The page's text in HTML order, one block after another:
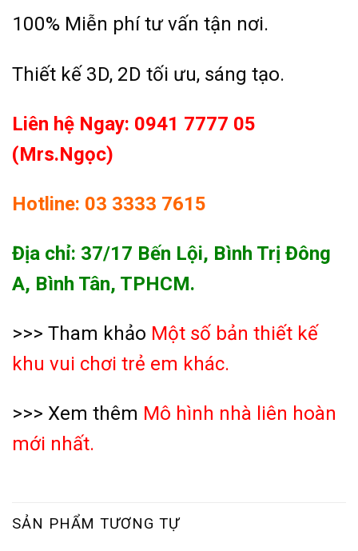
100% Miễn phí tư vấn tận nơi.
Thiết kế 3D, 2D tối ưu, sáng tạo.
Liên hệ Ngay: 0941 7777 05
(Mrs.Ngọc)
Hotline: 03 3333 7615
Địa chỉ: 37/17 Bến Lội, Bình Trị Đông
A, Bình Tân, TPHCM.
>>> Tham khảo Một số bản thiết kế
khu vui chơi trẻ em khác.
>>> Xem thêm Mô hình nhà liên hoàn
mới nhất.
SẢN PHẨM TƯƠNG TỰ